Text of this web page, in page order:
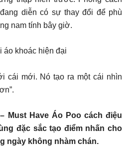
diễn có sự thay đổi để phù
nam tính bây giờ.
áo khoác hiện đại
cái mới. Nó tạo ra một cái nhìn
Must Have Áo Poo cách điệu
đặc sắc tạo điểm nhấn cho
ngày không nhàm chán.